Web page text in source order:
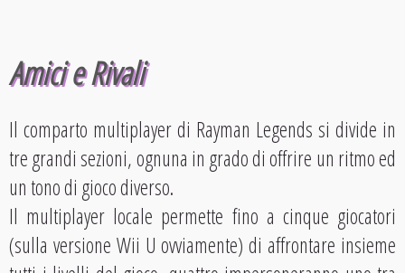
Amici e Rivali
Il comparto multiplayer di Rayman Legends si divide in
tre grandi sezioni, ognuna in grado di offrire un ritmo ed
un tono di gioco diverso.
Il multiplayer locale permette fino a cinque giocatori
(sulla versione Wii U ovviamente) di affrontare insieme